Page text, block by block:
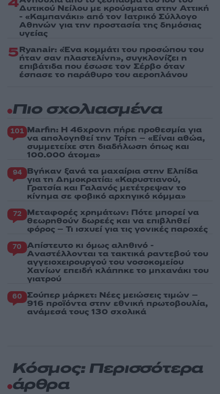
Δυτικού Νείλου με κρούσματα στην Αττική
- «Καμπανάκι» από τον Ιατρικό Σύλλογο
Αθηνών για την προστασία της δημόσιας
υγείας
5Ryanair: «Ένα κομμάτι του προσώπου του
ήταν σαν πλαστελίνη», συγκλονίζει η
επιβάτιδα που έσωσε τον Σέρβο όταν
έσπασε το παράθυρο του αεροπλάνου
Πιο σχολιασμένα
101 Marfin: Η 46χρονη πήρε προθεσμία για
να απολογηθεί την Τρίτη – «Είναι αθώα,
συμμετείχε στη διαδήλωση όπως και
100.000 άτομα»
94 Βγήκαν ξανά τα μαχαίρια στην Ελπίδα
για τη Δημοκρατία: «Καρυστιανού,
Γρατσία και Γαλανός μετέτρεψαν το
κίνημα σε φοβικό αρχηγικό κόμμα»
72 Μεταφορές χρημάτων: Πότε μπορεί να
θεωρηθούν δωρεές και να επιβληθεί
φόρος – Τι ισχυεί για τις γονικές παροχές
70 Απίστευτο κι όμως αληθινό -
Aναστέλλονται τα τακτικά ραντεβού του
αγγειοχειρουργού του νοσοκομείου
Χανίων επειδή κλάπηκε το μηχανάκι του
γιατρού
60 Σούπερ μάρκετ: Νέες μειώσεις τιμών –
916 προϊόντα στην εθνική πρωτοβουλία,
ανάμεσά τους 130 σχολικά
Κόσμος: Περισσότερα
άρθρα